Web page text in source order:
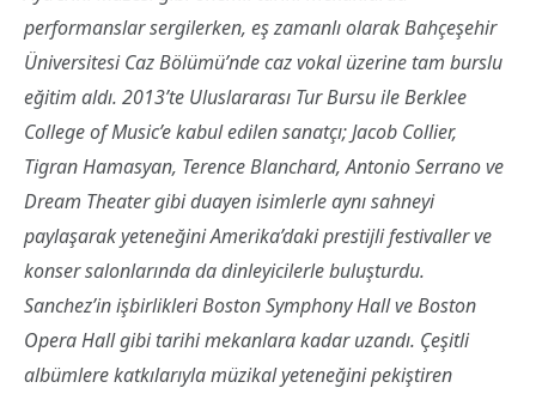
performanslar sergilerken, eş zamanlı olarak Bahçeşehir
Üniversitesi Caz Bölümü’nde caz vokal üzerine tam burslu
eğitim aldı. 2013’te Uluslararası Tur Bursu ile Berklee
College of Music’e kabul edilen sanatçı; Jacob Collier,
Tigran Hamasyan, Terence Blanchard, Antonio Serrano ve
Dream Theater gibi duayen isimlerle aynı sahneyi
paylaşarak yeteneğini Amerika’daki prestijli festivaller ve
konser salonlarında da dinleyicilerle buluşturdu.
Sanchez’in işbirlikleri Boston Symphony Hall ve Boston
Opera Hall gibi tarihi mekanlara kadar uzandı. Çeşitli
albümlere katkılarıyla müzikal yeteneğini pekiştiren